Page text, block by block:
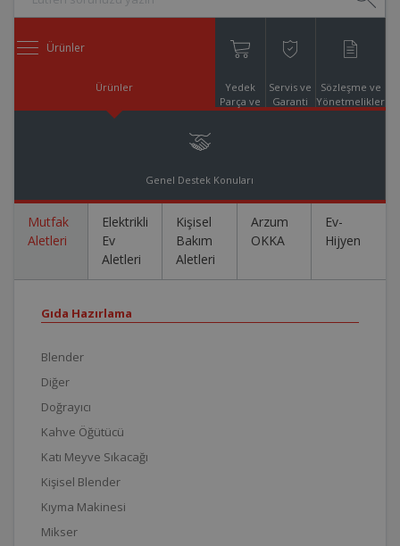
Ürünler
Ürünler
Yedek
Parça ve
Servis ve
Garanti
Sözleşme ve
Yönetmelikler
Genel Destek Konuları
Mutfak
Aletleri
Elektrikli
Ev
Aletleri
Kişisel
Bakım
Aletleri
Arzum
OKKA
Ev-
Hijyen
Gıda Hazırlama
Blender
Diğer
Doğrayıcı
Kahve Öğütücü
Katı Meyve Sıkacağı
Kişisel Blender
Kıyma Makinesi
Mikser